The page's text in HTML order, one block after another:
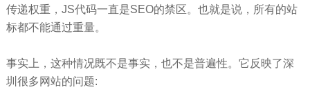
传递权重，JS代码一直是SEO的禁区。也就是说，所有的站
标都不能通过重量。
事实上，这种情况既不是事实，也不是普遍性。它反映了深
圳很多网站的问题: